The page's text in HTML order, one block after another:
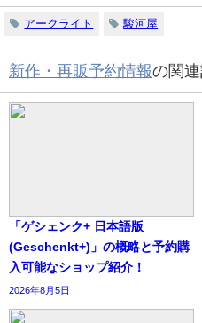
アークライト 駿河屋
新作・再販予約情報の関
「ゲシェンク+ 日本語版
(Geschenkt+)」の概略と予約購
入可能なショップ紹介！
2026年8月5日